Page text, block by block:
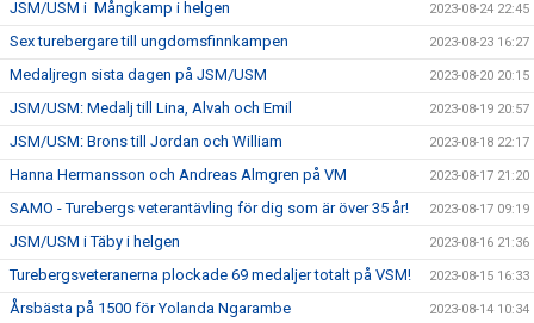
JSM/USM i Mångkamp i helgen 2023-08-24 22:45
Sex turebergare till ungdomsfinnkampen 2023-08-23 16:27
Medaljregn sista dagen på JSM/USM 2023-08-20 20:15
JSM/USM: Medalj till Lina, Alvah och Emil 2023-08-19 20:57
JSM/USM: Brons till Jordan och William 2023-08-18 22:17
Hanna Hermansson och Andreas Almgren på VM 2023-08-17 21:20
SAMO - Turebergs veterantävling för dig som är över 35 år! 2023-08-17 09:19
JSM/USM i Täby i helgen 2023-08-16 21:36
Turebergsveteranerna plockade 69 medaljer totalt på VSM! 2023-08-15 16:33
Årsbästa på 1500 för Yolanda Ngarambe 2023-08-14 10:34